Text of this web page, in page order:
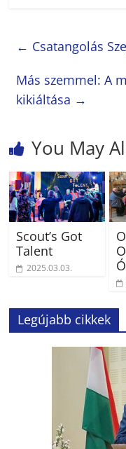
← Csatangolás
Más szemmel: A
kikiáltása →
You May
Scout’s Got
Talent
2025.03.03.
Legújabb cikkek